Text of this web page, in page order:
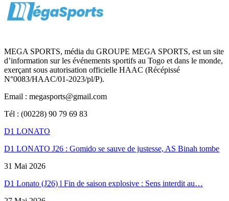
MEGA SPORTS, média du GROUPE MEGA SPORTS, est un site
d’information sur les événements sportifs au Togo et dans le monde,
exerçant sous autorisation officielle HAAC (Récépissé
N°0083/HAAC/01-2023/pl/P).
Email : megasports@gmail.com
Tél : (00228) 90 79 69 83
D1 LONATO
D1 LONATO J26 : Gomido se sauve de justesse, AS Binah tombe
31 Mai 2026
D1 Lonato (J26) l Fin de saison explosive : Sens interdit au…